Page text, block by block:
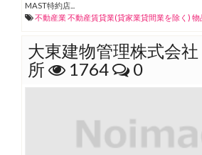
MAST特約店...
不動産業不動産賃貸業(貸家業貸間業を除く) 物
大東建物管理株式会
所
1764 0